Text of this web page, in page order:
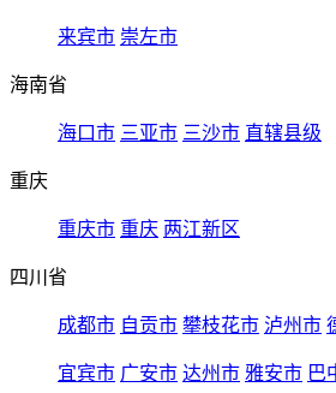
来宾市 崇左市
海南省
海口市 三亚市 三沙市 直辖县级
重庆
重庆市 重庆 两江新区
四川省
成都市 自贡市 攀枝花市 泸州市
宜宾市 广安市 达州市 雅安市 巴